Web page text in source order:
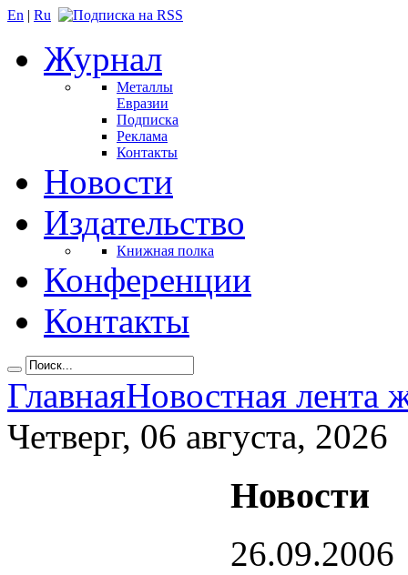
En | Ru
Журнал
Металлы
Евразии
Подписка
Реклама
Контакты
Новости
Издательство
Книжная полка
Конференции
Контакты
ГлавнаяНовостная лента
Четверг, 06 августа, 2026
Новости
26.09.2006